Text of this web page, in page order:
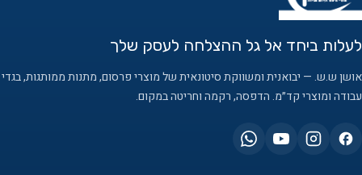
לעלות ביחד אל גל ההצלחה לעסק שלך
אושן ש.ש. — יבואנית ומשווקת סיטונאית של מוצרי פרסום, מתנות ממותגות, בגדי
עבודה ומוצרי קד״מ. הדפסה, רקמה וחריטה במקום.